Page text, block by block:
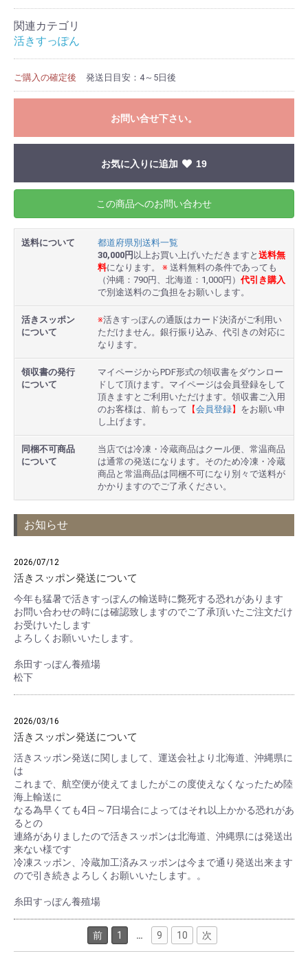
関連カテゴリ
活きすっぽん
ご購入の確定後 発送日目安：4～5日後
お問い合せ下さい。
お気に入りに追加 19
この商品へのお問い合わせ
送料について
都道府県別送料一覧
30,000円 以上お買い上げいただきますと 送料無
料になります。 ※ 送料無料の条件であっても
（沖縄：790円、北海道：1,000円） 代引き購入
で別途送料のご負担をお願いします。
活きスッポン
について
※活きすっぽんの通販はカード決済がご利用い
ただけません。銀行振り込み、代引きの対応に
なります。
領収書の発行
について
マイページからPDF形式の領収書をダウンロー
ドして頂けます。マイページは会員登録をして
頂きますとご利用いただけます。領収書ご入用
のお客様は、前もって 【会員登録】 をお願い申
し上げます。
同梱不可商品
について
当店では冷凍・冷蔵商品はクール便、常温商品
は通常の発送になります。そのため冷凍・冷蔵
商品と常温商品は同梱不可になり別々で送料が
かかりますのでご了承ください。
お知らせ
2026/07/12
活きスッポン発送について
今年も猛暑で活きすっぽんの輸送時に斃死する恐れがあります
お問い合わせの時には確認致しますのでご了承頂いたご注文だけ
お受けいたします
よろしくお願いいたします。
糸田すっぽん養殖場
松下
2026/03/16
活きスッポン発送について
活きスッポン発送に関しまして、運送会社より北海道、沖縄県に
は
これまで、航空便が使えてましたがこの度使えなくなったため陸
海上輸送に
なる為早くても4日～7日場合によってはそれ以上かかる恐れがあ
るとの
連絡がありましたので活きスッポンは北海道、沖縄県には発送出
来ない様です
冷凍スッポン、冷蔵加工済みスッポンは今まで通り発送出来ます
ので引き続きよろしくお願いいたします。。
糸田すっぽん養殖場
前 1 … 9 10 次